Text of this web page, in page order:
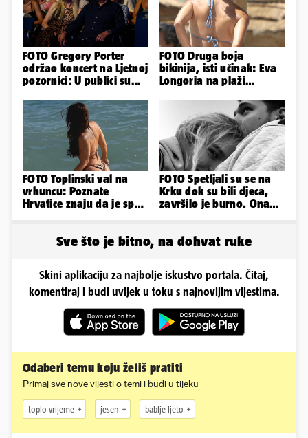
FOTO Gregory Porter
održao koncert na Ljetnoj
pozornici: U publici su
FOTO Druga boja
bikinija, isti učinak: Eva
Longoria na plaži
FOTO Toplinski val na
vrhuncu: Poznate
Hrvatice znaju da je spas
FOTO Spetljali su se na
Krku dok su bili djeca,
završilo je burno. Ona
Sve što je bitno, na dohvat ruke
Skini aplikaciju za najbolje iskustvo portala. Čitaj,
komentiraj i budi uvijek u toku s najnovijim vijestima.
Odaberi temu koju želiš pratiti
Primaj sve nove vijesti o temi i budi u tijeku
toplo vrijeme jesen bablje ljeto